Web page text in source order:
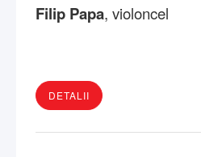
Filip Papa, violoncel
DETALII